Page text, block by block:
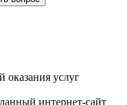
оказания услуг
интернет-сайт